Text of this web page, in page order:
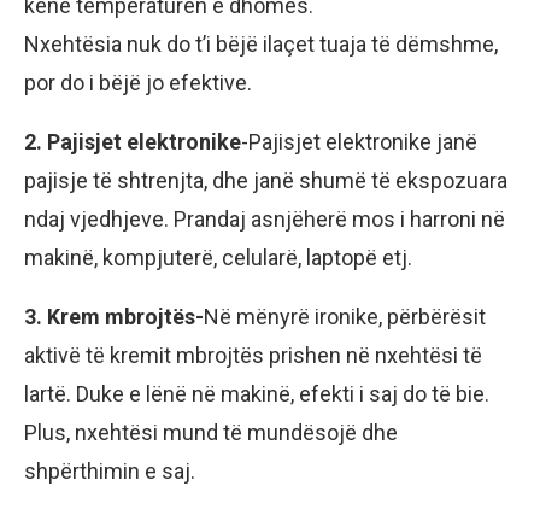
kenë temperaturën e dhomës.
Nxehtësia nuk do t’i bëjë ilaçet tuaja të dëmshme,
por do i bëjë jo efektive.
2. Pajisjet elektronike-Pajisjet elektronike janë
pajisje të shtrenjta, dhe janë shumë të ekspozuara
ndaj vjedhjeve. Prandaj asnjëherë mos i harroni në
makinë, kompjuterë, celularë, laptopë etj.
3. Krem mbrojtës-Në mënyrë ironike, përbërësit
aktivë të kremit mbrojtës prishen në nxehtësi të
lartë. Duke e lënë në makinë, efekti i saj do të bie.
Plus, nxehtësi mund të mundësojë dhe
shpërthimin e saj.